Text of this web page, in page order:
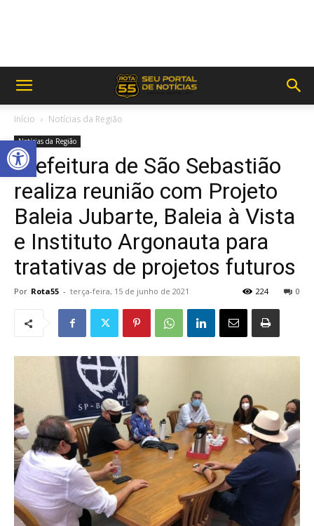
Abrir a barra de ferramentas
Início Notícias da Região
Notícias da Região
Prefeitura de São Sebastião
realiza reunião com Projeto
Baleia Jubarte, Baleia à Vista
e Instituto Argonauta para
tratativas de projetos futuros
Por Rota55 - terça-feira, 15 de junho de 2021 0
224